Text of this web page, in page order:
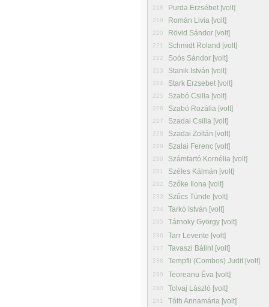
218 Purda Erzsébet [volt]
219 Román Livia [volt]
220 Rövid Sándor [volt]
221 Schmidt Roland [volt]
222 Soós Sándor [volt]
223 Stanik István [volt]
224 Stark Erzsebet [volt]
225 Szabó Csilla [volt]
226 Szabó Rozália [volt]
227 Szadai Csilla [volt]
228 Szadai Zoltán [volt]
229 Szalai Ferenc [volt]
230 Számtartó Kornélia [volt]
231 Széles Kálmán [volt]
232 Szőke Ilona [volt]
233 Szűcs Tünde [volt]
234 Tarkó István [volt]
235 Tárnoky György [volt]
236 Tarr Levente [volt]
237 Tavaszi Bálint [volt]
238 Tempfli (Combos) Judit [volt]
239 Teoreanu Éva [volt]
240 Tolvaj László [volt]
241 Tóth Annamária [volt]